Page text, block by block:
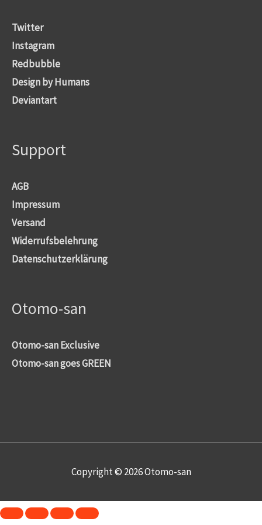
Twitter
Instagram
Redbubble
Design by Humans
Deviantart
Support
AGB
Impressum
Versand
Widerrufsbelehrung
Datenschutzerklärung
Otomo-san
Otomo-san Exclusive
Otomo-san goes GREEN
Copyright © 2026Otomo-san